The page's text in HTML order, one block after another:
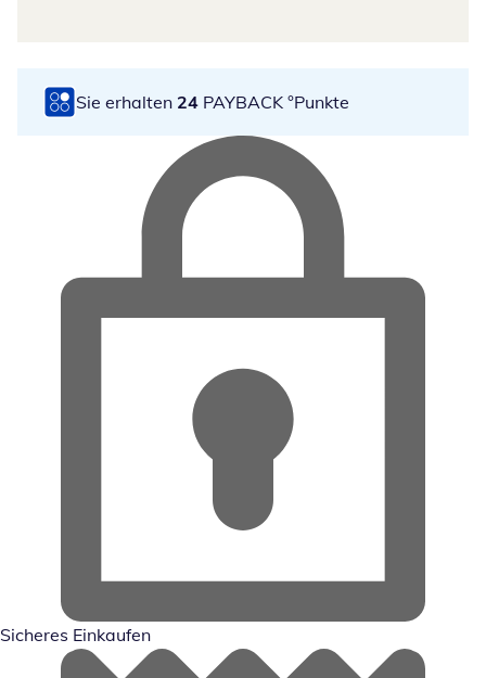
Sie erhalten 24 PAYBACK °Punkte
Sicheres Einkaufen